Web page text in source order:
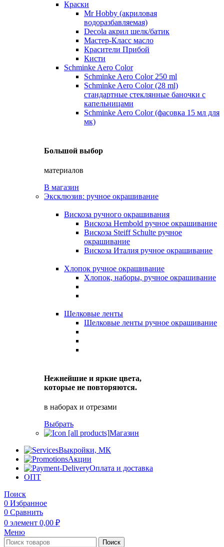
Краски
Mr Hobby (акриловая
водоразбавляемая)
Decola акрил шелк/батик
Мастер-Класс масло
Красители Прибой
Кисти
Schminke Aero Color
Schminke Aero Color 250 ml
Schminke Aero Color (28 ml)
стандартные стеклянные баночки с
капельницами
Schminke Aero Color (фасовка 15 мл для
мк)
Большой выбор
материалов
В магазин
Эксклюзив: ручное окрашивание
Вискоза ручного окрашивания
Вискоза Hembold ручное окрашивание
Вискоза Steiff Schulte ручное
окрашивание
Вискоза Италия ручное окрашивание
Хлопок ручное окрашивание
Хлопок, наборы, ручное окрашивание
Шелковые ленты
Шелковые ленты ручное окрашивание
Нежнейшие и яркие цвета,
которые не повторяются.
в наборах и отрезами
Выбрать
Магазин
Выкройки, МК
Акции
Оплата и доставка
ОПТ
Поиск
0 Избранное
0 Сравнить
0 элемент 0,00 ₽
Меню
Поиск